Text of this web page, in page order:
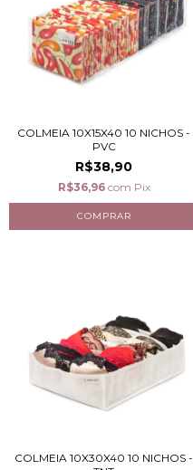
COLMEIA 10X15X40 10 NICHOS -
PVC
R$38,90
R$36,96 com Pix
COLMEIA 10X30X40 10 NICHOS -